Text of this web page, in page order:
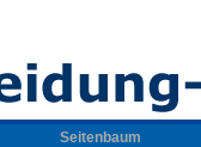
Seitenbaum